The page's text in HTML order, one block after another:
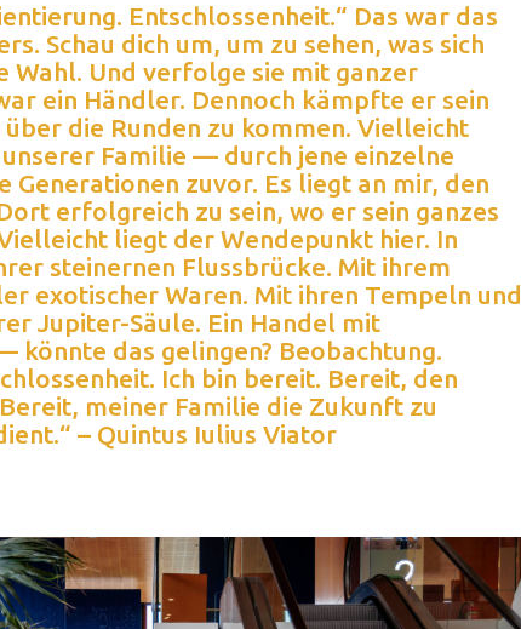
Entschlossenheit.“ Das war das
Schau dich um, um zu sehen, was sich
Wahl. Und verfolge sie mit ganzer
ein Händler. Dennoch kämpfte er sein
über die Runden zu kommen. Vielleicht
Familie — durch jene einzelne
Generationen zuvor. Es liegt an mir, den
erfolgreich zu sein, wo er sein ganzes
liegt der Wendepunkt hier. In
steinernen Flussbrücke. Mit ihrem
exotischer Waren. Mit ihren Tempeln und
Jupiter-Säule. Ein Handel mit
könnte das gelingen? Beobachtung.
Ich bin bereit. Bereit, den
meiner Familie die Zukunft zu
– Quintus Iulius Viator